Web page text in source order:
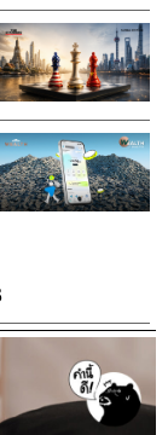
ต์
บิ๊กบุญ